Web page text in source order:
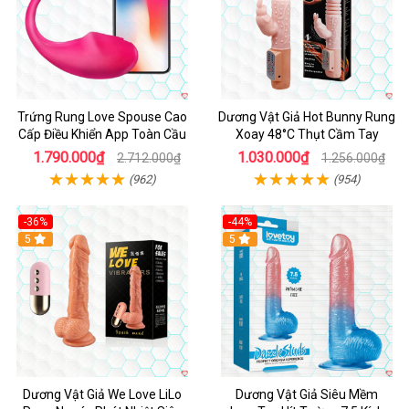
Trứng Rung Love Spouse Cao
Cấp Điều Khiển App Toàn Cầu
1.790.000₫ 2.712.000₫
(962)
Dương Vật Giả Hot Bunny Rung
Xoay 48°C Thụt Cầm Tay
1.030.000₫ 1.256.000₫
(954)
-36%
5
Dương Vật Giả We Love LiLo
-44%
Hot
5
Dương Vật Giả Siêu Mềm